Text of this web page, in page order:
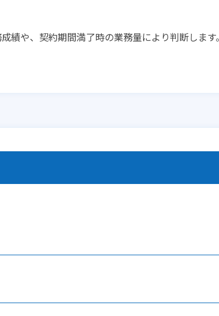
績や、契約期間満了時の業務量により判断します